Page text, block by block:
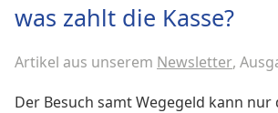
Akademie
MVZ/Ärztenetze
Über uns
was zahlt die Kasse?
Artikel aus unserem Newsletter,
Der Besuch samt Wegegeld kann nur